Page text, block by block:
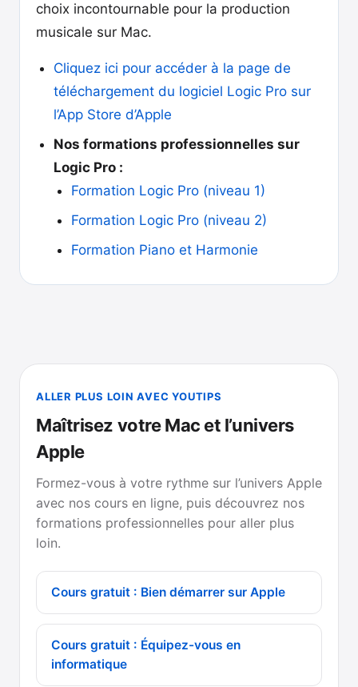
choix incontournable pour la production
musicale sur Mac.
Cliquez ici pour accéder à la page de
téléchargement du logiciel Logic Pro sur
l’App Store d’Apple
Nos formations professionnelles sur
Logic Pro :
Formation Logic Pro (niveau 1)
Formation Logic Pro (niveau 2)
Formation Piano et Harmonie
ALLER PLUS LOIN AVEC YOUTIPS
Maîtrisez votre Mac et l’univers
Apple
Formez-vous à votre rythme sur l’univers Apple
avec nos cours en ligne, puis découvrez nos
formations professionnelles pour aller plus
loin.
Cours gratuit : Bien démarrer sur Apple
Cours gratuit : Équipez-vous en
informatique